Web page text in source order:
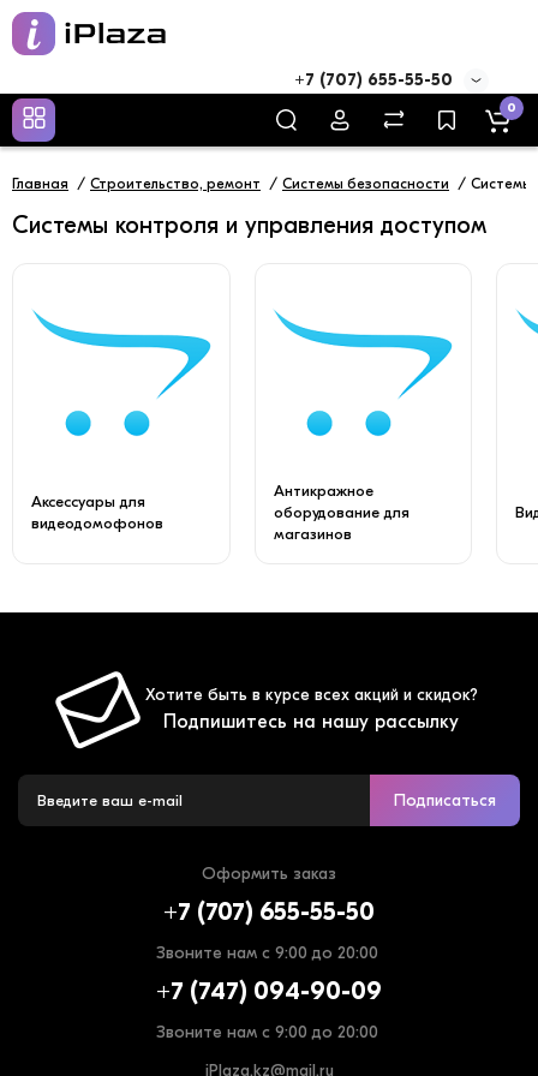
+7 (707) 655-55-50
0
Главная Строительство, ремонт Системы безопасности Системы
Системы контроля и управления доступом
Аксессуары для
видеодомофонов
Антикражное
оборудование для
магазинов
Хотите быть в курсе всех акций и скидок?
Подпишитесь на нашу рассылку
Подписаться
Оформить заказ
+7 (707) 655-55-50
Звоните нам с 9:00 до 20:00
+7 (747) 094-90-09
Звоните нам с 9:00 до 20:00
iPlaza.kz@mail.ru